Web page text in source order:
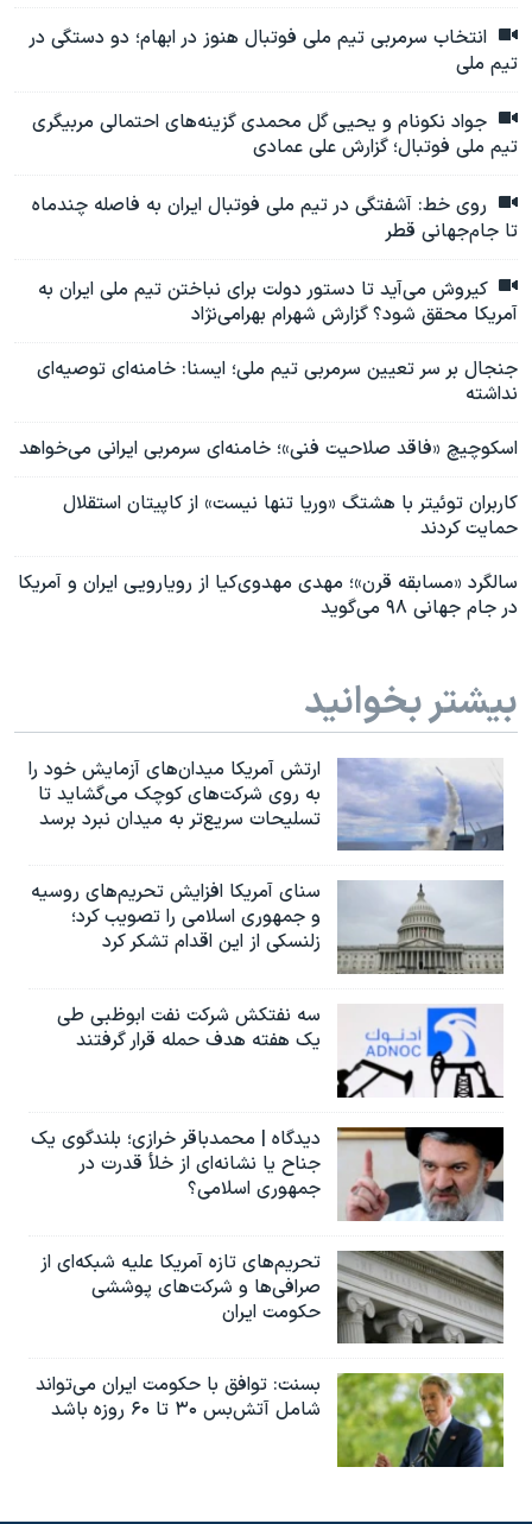
انتخاب سرمربی تیم ملی فوتبال هنوز در ابهام؛ دو دستگی در
تیم ملی
جواد نکونام و یحیی گل محمدی گزینه‌های احتمالی مربیگری
تیم ملی فوتبال؛ گزارش علی عمادی
روی خط: آشفتگی در تیم ملی فوتبال ایران به فاصله چندماه
تا جام‌جهانی قطر
کیروش می‌آید تا دستور دولت برای نباختن تیم ملی ایران به
آمریکا محقق شود؟ گزارش شهرام بهرامی‌نژاد
جنجال بر سر تعیین سرمربی تیم ملی؛‌ ایسنا: خامنه‌ای توصیه‌ای
نداشته
اسکوچیچ «فاقد صلاحیت فنی»؛ خامنه‌ای سرمربی ایرانی می‌خواهد
کاربران توئیتر با هشتگ «وریا تنها نیست» از کاپیتان استقلال
حمایت کردند
سالگرد «مسابقه قرن»؛ مهدی مهدوی‌کیا از رویارویی ایران و آمریکا
در جام جهانی ۹۸ می‌گوید
بیشتر بخوانید
ارتش آمریکا میدان‌های آزمایش خود را
به روی شرکت‌های کوچک می‌گشاید تا
تسلیحات سریع‌تر به میدان نبرد برسد
سنای آمریکا افزایش تحریم‌های روسیه
و جمهوری اسلامی را تصویب کرد؛
زلنسکی از این اقدام تشکر کرد
سه نفتکش شرکت نفت ابوظبی طی
یک هفته هدف حمله قرار گرفتند
دیدگاه | محمدباقر خرازی؛ بلندگوی یک
جناح یا نشانه‌ای از خلأ قدرت در
جمهوری اسلامی؟
تحریم‌های تازه آمریکا علیه شبکه‌ای از
صرافی‌ها و شرکت‌های پوششی
حکومت ایران
بسنت: توافق با حکومت ایران می‌تواند
شامل آتش‌بس ۳۰ تا ۶۰ روزه باشد